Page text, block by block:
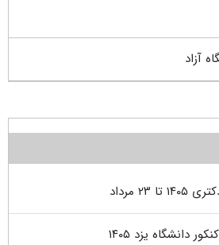
آزاد
مرداد
دانشگاه یزد ۱۴۰۵